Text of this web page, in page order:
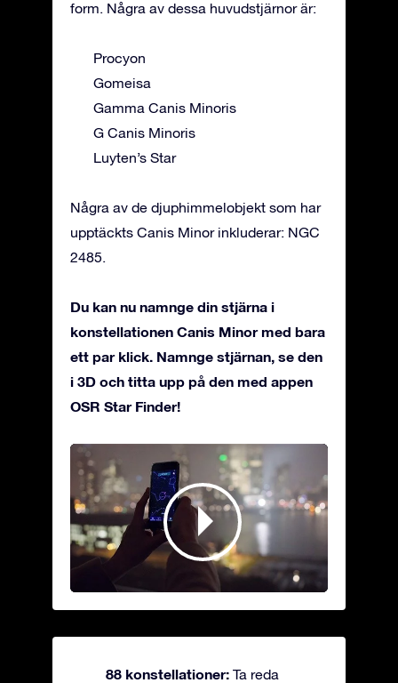
form. Några av dessa huvudstjärnor är:
Procyon
Gomeisa
Gamma Canis Minoris
G Canis Minoris
Luyten’s Star
Några av de djuphimmelobjekt som har
upptäckts Canis Minor inkluderar: NGC
2485.
Du kan nu namnge din stjärna i
konstellationen Canis Minor med bara
ett par klick. Namnge stjärnan, se den
i 3D och titta upp på den med appen
OSR Star Finder!
88 konstellationer: Ta reda